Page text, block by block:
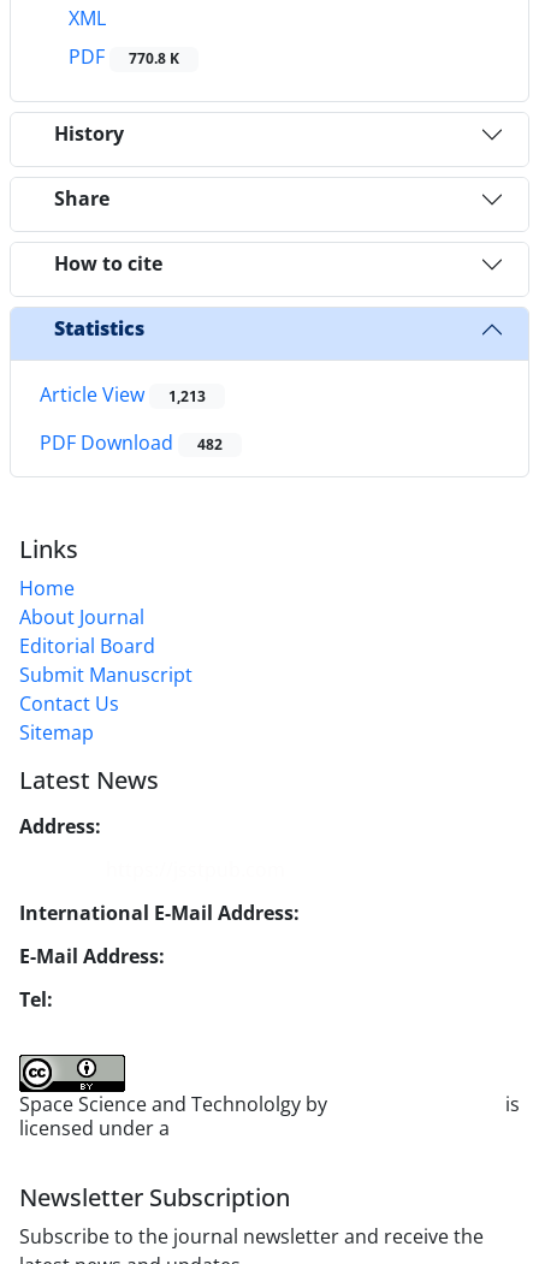
XML
PDF
770.8 K
History
Share
How to cite
Statistics
Article View 1,213
PDF Download 482
Links
Home
About Journal
Editorial Board
Submit Manuscript
Contact Us
Sitemap
Latest News
Address:
International E-Mail Address:
E-Mail Address:
Tel:
Space Science and Technololgy by
is
licensed under a
Newsletter Subscription
Subscribe to the journal newsletter and receive the